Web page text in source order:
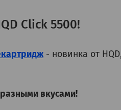
Click 5500!
- новинка от
вкусами!